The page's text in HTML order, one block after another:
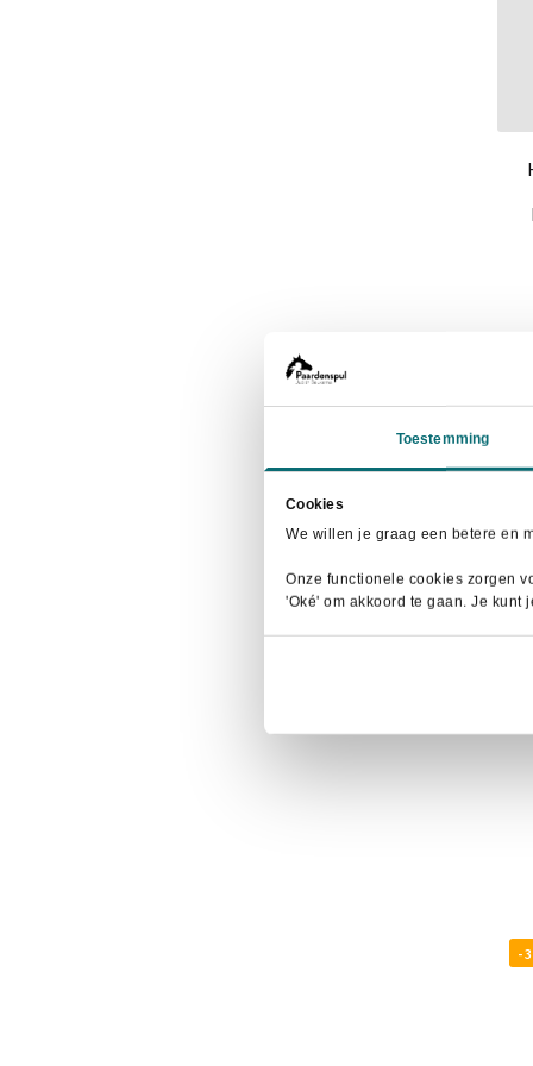
Toestemming
Cookies
We willen je graag een betere en
Onze functionele cookies zorgen
'Oké' om akkoord te gaan. Je kunt
-